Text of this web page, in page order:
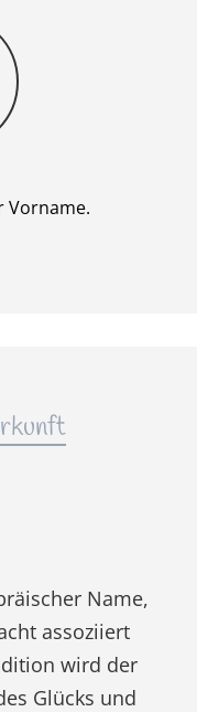
Vorname.
Name,
assoziiert
wird der
Glücks und